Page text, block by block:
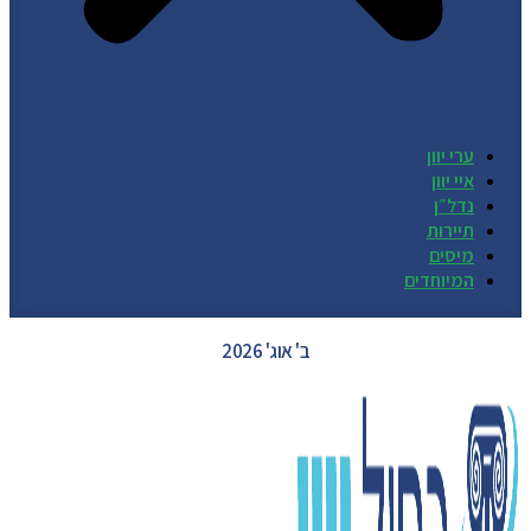
ערי יוון
איי יוון
נדל״ן
תיירות
מיסים
המיוחדים
ב' אוג' 2026